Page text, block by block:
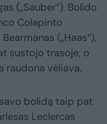
(„Sauber“). Bolido
Colapinto
(„Haas“),
sustojo trasoje, o
raudona vėliava.
bolidą taip pat
Leclercas